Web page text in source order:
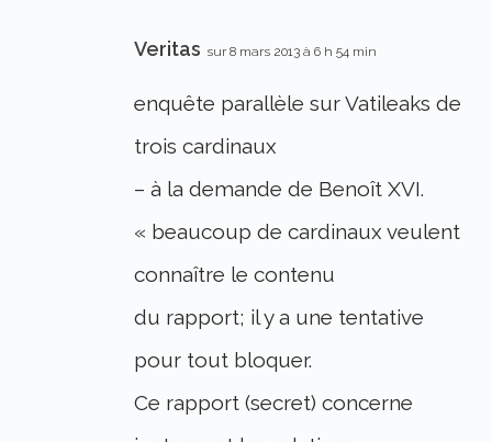
Veritas sur 8 mars 2013 à 6 h 54 min
enquête parallèle sur Vatileaks de
trois cardinaux
– à la demande de Benoît XVI.
« beaucoup de cardinaux veulent
connaître le contenu
du rapport; il y a une tentative
pour tout bloquer.
Ce rapport (secret) concerne